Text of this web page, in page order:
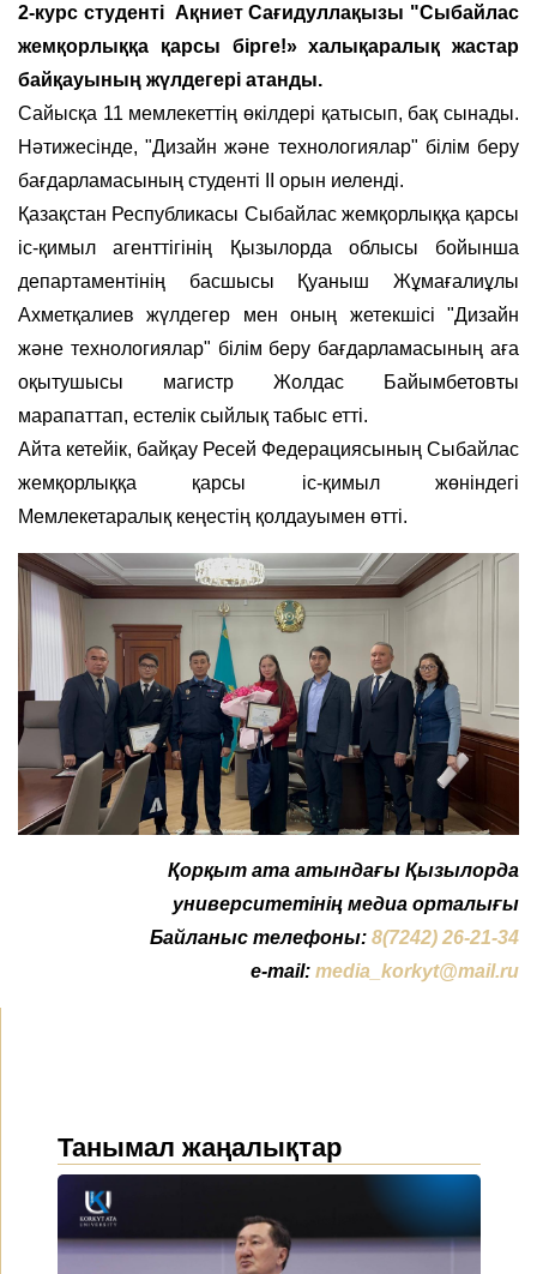
2-курс студенті Ақниет Сағидуллақызы "Сыбайлас
жемқорлыққа қарсы бірге!» халықаралық жастар
байқауының жүлдегері атанды.
Сайысқа 11 мемлекеттің өкілдері қатысып, бақ сынады.
Нәтижесінде, "Дизайн және технологиялар" білім беру
бағдарламасының студенті ІІ орын иеленді.
Қазақстан Республикасы Сыбайлас жемқорлыққа қарсы
іс-қимыл агенттігінің Қызылорда облысы бойынша
департаментінің басшысы Қуаныш Жұмағалиұлы
Ахметқалиев жүлдегер мен оның жетекшісі "Дизайн
және технологиялар" білім беру бағдарламасының аға
оқытушысы магистр Жолдас Байымбетовты
марапаттап, естелік сыйлық табыс етті.
Айта кетейік, байқау Ресей Федерациясының Сыбайлас
жемқорлыққа қарсы іс-қимыл жөніндегі
Мемлекетаралық кеңестің қолдауымен өтті.
Қорқыт ата атындағы Қызылорда
университетінің медиа орталығы
Байланыс телефоны: 8(7242) 26-21-34
e-mail: media_korkyt@mail.ru
Танымал жаңалықтар